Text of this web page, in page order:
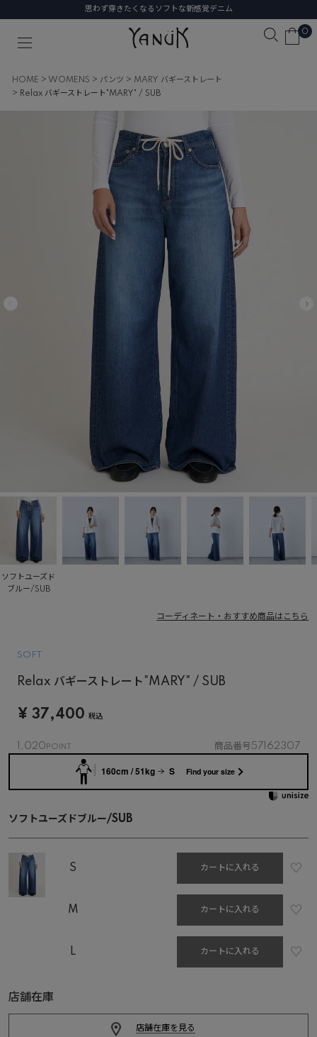
思わず穿きたくなるソフトな新感覚デニム
0
HOME WOMENS パンツ
MARY バギーストレート
Relax バギーストレート"MARY" / SUB
ソフトユーズド
ブルー/SUB
コーディネート・おすすめ商品はこちら
SOFT
Relax バギーストレート"MARY" / SUB
¥ 37,400 税込
1,020 商品番号57162307
160cm / 51kg S Find your size
ソフトユーズドブルー/SUB
S カートに入れる
M カートに入れる
L カートに入れる
店舗在庫
店舗在庫を見る